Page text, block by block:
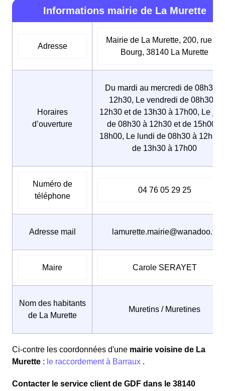
Informations mairie de La Murette
Adresse
Mairie de La Murette, 200, rue du
Bourg, 38140 La Murette
Horaires
d’ouverture
Du mardi au mercredi de 08h30 à
12h30, Le vendredi de 08h30 à
12h30 et de 13h30 à 17h00, Le
de 08h30 à 12h30 et de 15h00 à
18h00, Le lundi de 08h30 à 12h30
de 13h30 à 17h00
Numéro de
téléphone
04 76 05 29 25
Adresse mail lamurette.mairie@wanadoo.fr
Maire Carole SERAYET
Nom des habitants
de La Murette
Muretins / Muretines
Ci-contre les coordonnées d'une mairie voisine de La
Murette : le raccordement à Barraux .
Contacter le service client de GDF dans le 38140